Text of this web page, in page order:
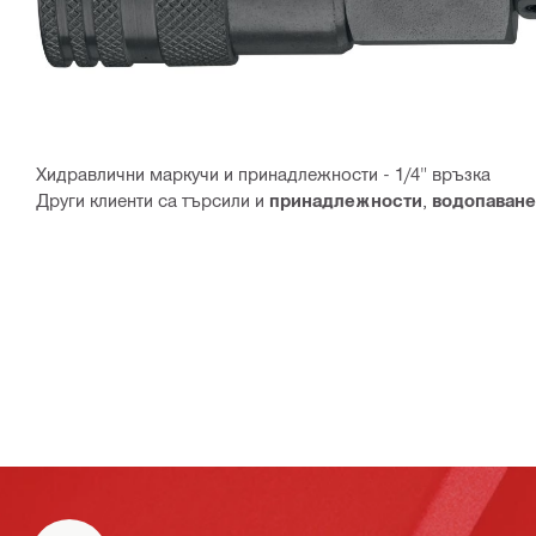
Хидравлични маркучи и принадлежности - 1/4" връзка
Други клиенти са търсили и принадлежности водопаване